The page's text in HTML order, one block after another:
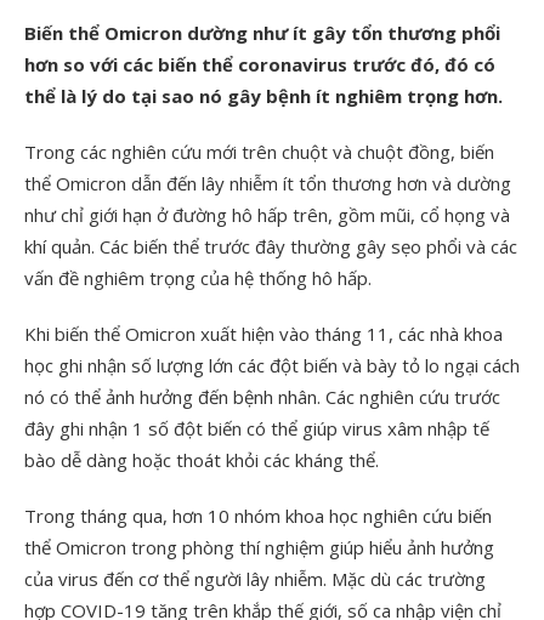
Biến thể Omicron dường như ít gây tổn thương phổi
hơn so với các biến thể coronavirus trước đó, đó có
thể là lý do tại sao nó gây bệnh ít nghiêm trọng hơn.
Trong các nghiên cứu mới trên chuột và chuột đồng, biến
thể Omicron dẫn đến lây nhiễm ít tổn thương hơn và dường
như chỉ giới hạn ở đường hô hấp trên, gồm mũi, cổ họng và
khí quản. Các biến thể trước đây thường gây sẹo phổi và các
vấn đề nghiêm trọng của hệ thống hô hấp.
Khi biến thể Omicron xuất hiện vào tháng 11, các nhà khoa
học ghi nhận số lượng lớn các đột biến và bày tỏ lo ngại cách
nó có thể ảnh hưởng đến bệnh nhân. Các nghiên cứu trước
đây ghi nhận 1 số đột biến có thể giúp virus xâm nhập tế
bào dễ dàng hoặc thoát khỏi các kháng thể.
Trong tháng qua, hơn 10 nhóm khoa học nghiên cứu biến
thể Omicron trong phòng thí nghiệm giúp hiểu ảnh hưởng
của virus đến cơ thể người lây nhiễm. Mặc dù các trường
hợp COVID-19 tăng trên khắp thế giới, số ca nhập viện chỉ